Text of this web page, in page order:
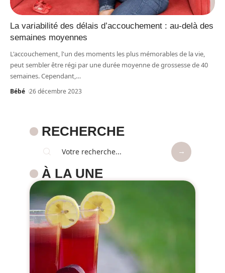
La variabilité des délais d’accouchement : au-delà des
semaines moyennes
L'accouchement, l'un des moments les plus mémorables de la vie,
peut sembler être régi par une durée moyenne de grossesse de 40
semaines. Cependant,…
Bébé 26 décembre 2023
RECHERCHE
À LA UNE